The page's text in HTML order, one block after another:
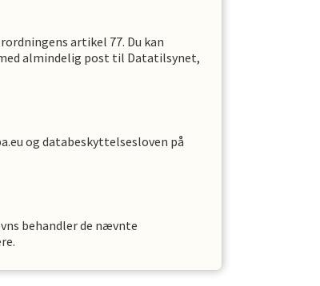
artikel 77. Du kan
almindelig post til Datatilsynet,
og databeskyttelsesloven på
behandler de nævnte